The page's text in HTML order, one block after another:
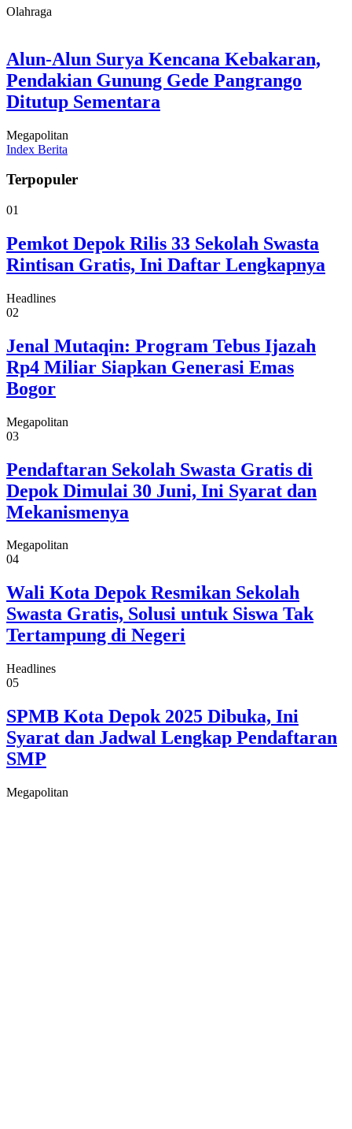
Olahraga
Alun-Alun Surya Kencana Kebakaran,
Pendakian Gunung Gede Pangrango
Ditutup Sementara
Megapolitan
Index Berita
Terpopuler
01
Pemkot Depok Rilis 33 Sekolah Swasta
Rintisan Gratis, Ini Daftar Lengkapnya
Headlines
02
Jenal Mutaqin: Program Tebus Ijazah
Rp4 Miliar Siapkan Generasi Emas
Bogor
Megapolitan
03
Pendaftaran Sekolah Swasta Gratis di
Depok Dimulai 30 Juni, Ini Syarat dan
Mekanismenya
Megapolitan
04
Wali Kota Depok Resmikan Sekolah
Swasta Gratis, Solusi untuk Siswa Tak
Tertampung di Negeri
Headlines
05
SPMB Kota Depok 2025 Dibuka, Ini
Syarat dan Jadwal Lengkap Pendaftaran
SMP
Megapolitan